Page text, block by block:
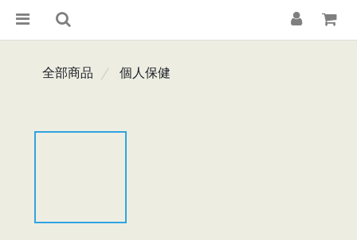
全部商品 個人保健